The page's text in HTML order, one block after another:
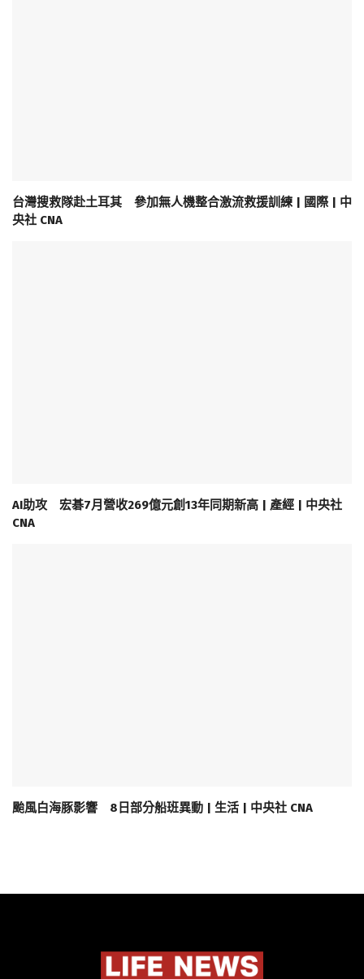
台灣搜救隊赴土耳其 參加無人機整合激流救援訓練 | 國際 | 中
央社 CNA
AI助攻 宏碁7月營收269億元創13年同期新高 | 產經 | 中央社
CNA
颱風白海豚影響 8日部分船班異動 | 生活 | 中央社 CNA